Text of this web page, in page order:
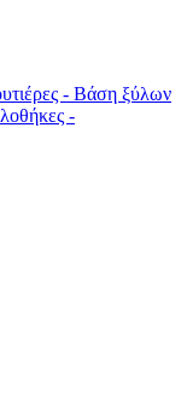
- Βάση ξύλων
-